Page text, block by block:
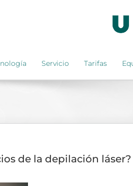
Servicio Tarifas
de la depilación láser?